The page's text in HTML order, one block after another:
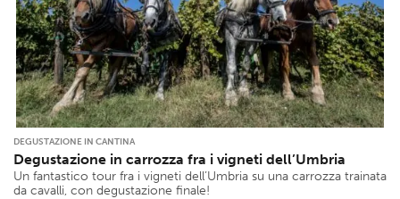
DEGUSTAZIONE IN CANTINA
Degustazione in carrozza fra i vigneti dell’Umbria
Un fantastico tour fra i vigneti dell’Umbria su una carrozza trainata
da cavalli, con degustazione finale!